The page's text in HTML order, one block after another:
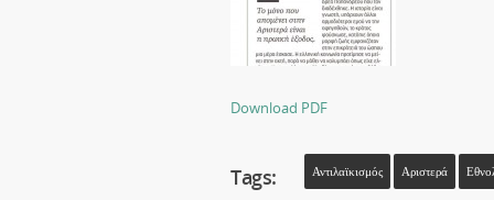
Download PDF
Tags: Αντιλαϊκισμός Αριστερά